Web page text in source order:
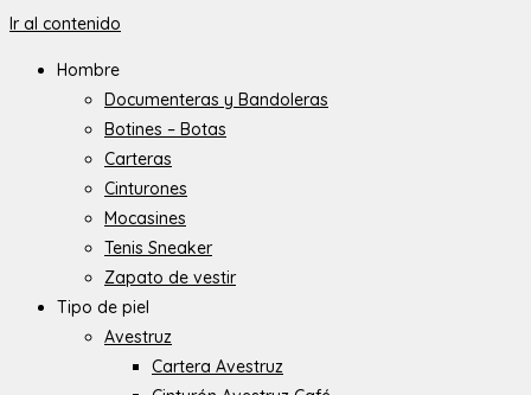
Ir al contenido
Hombre
Documenteras y Bandoleras
Botines – Botas
Carteras
Cinturones
Mocasines
Tenis Sneaker
Zapato de vestir
Tipo de piel
Avestruz
Cartera Avestruz